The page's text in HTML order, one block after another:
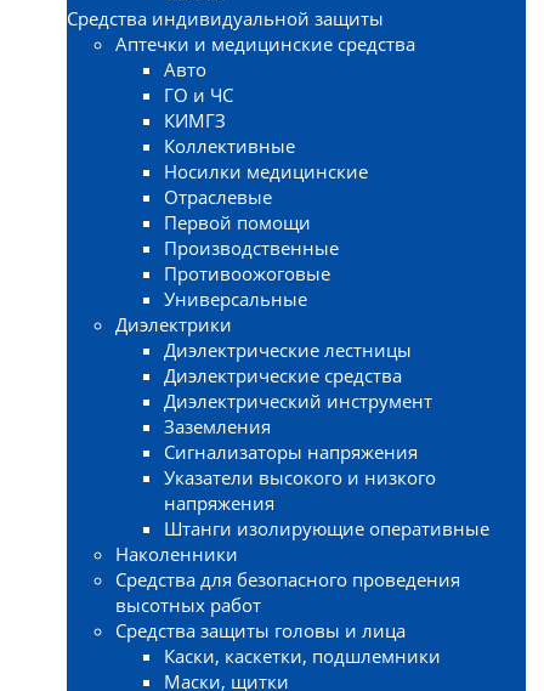
Средства индивидуальной защиты
Аптечки и медицинские средства
Авто
ГО и ЧС
КИМГЗ
Коллективные
Носилки медицинские
Отраслевые
Первой помощи
Производственные
Противоожоговые
Универсальные
Диэлектрики
Диэлектрические лестницы
Диэлектрические средства
Диэлектрический инструмент
Заземления
Сигнализаторы напряжения
Указатели высокого и низкого
напряжения
Штанги изолирующие оперативные
Наколенники
Средства для безопасного проведения
высотных работ
Средства защиты головы и лица
Каски, каскетки, подшлемники
Маски, щитки